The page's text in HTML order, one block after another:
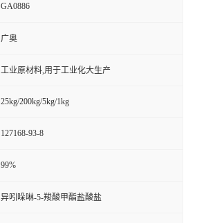
GA0886
广奥
工业原材料,用于工业化大生产
25kg/200kg/5kg/1kg
127168-93-8
99%
异吲哚啉-5-羧酸甲酯盐酸盐